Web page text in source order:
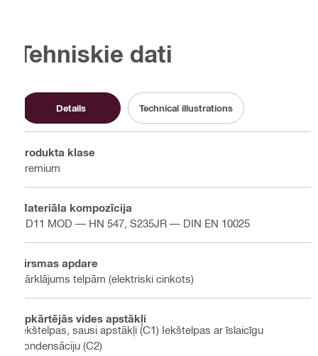
Tehniskie dati
Details Technical illustrations
Produkta klase
Premium
Materiāla kompozīcija
DD11 MOD — HN 547, S235JR — DIN EN 10025
Virsmas apdare
Pārklājums telpām (elektriski cinkots)
Apkārtējās vides apstākļi
Iekštelpas, sausi apstākļi (C1) Iekštelpas ar īslaicīgu
kondensāciju (C2)